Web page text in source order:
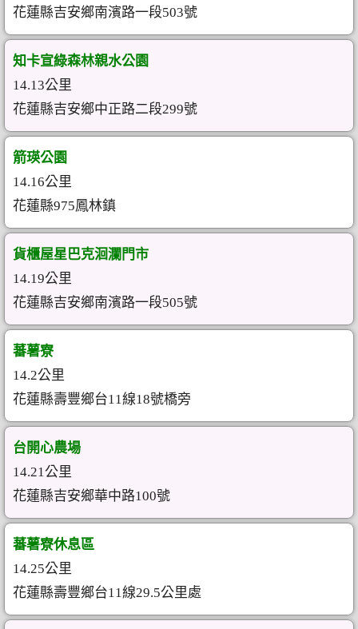
花蓮縣吉安鄉南濱路一段503號
知卡宣綠森林親水公園
14.13公里
花蓮縣吉安鄉中正路二段299號
箭瑛公園
14.16公里
花蓮縣975鳳林鎮
貨櫃屋星巴克洄瀾門市
14.19公里
花蓮縣吉安鄉南濱路一段505號
蕃薯寮
14.2公里
花蓮縣壽豐鄉台11線18號橋旁
台開心農場
14.21公里
花蓮縣吉安鄉華中路100號
蕃薯寮休息區
14.25公里
花蓮縣壽豐鄉台11線29.5公里處